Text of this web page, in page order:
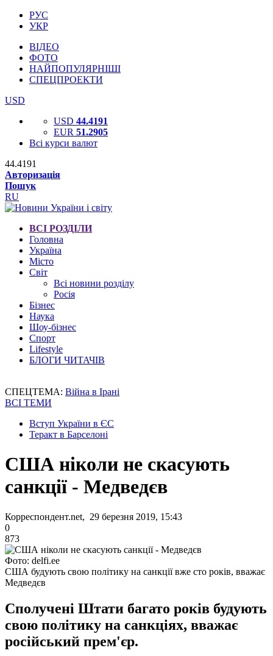
РУС
УКР
ВІДЕО
ФОТО
НАЙПОПУЛЯРНІШІ
СПЕЦПРОЕКТИ
USD
USD 44.4191
EUR 51.2905
Всі курси валют
44.4191
Авторизація
Пошук
RU
ВСІ РОЗДІЛИ
Головна
Україна
Місто
Світ
Всі новини розділу
Росія
Бізнес
Наука
Шоу-бізнес
Спорт
Lifestyle
БЛОГИ ЧИТАЧІВ
СПЕЦТЕМА: Війна в Ірані
ВСІ ТЕМИ
Вступ України в ЄС
Теракт в Барселоні
США ніколи не скасують
санкції - Медведєв
Корреспондент.net, 29 березня 2019, 15:43
0
873
Фото: delfi.ee
США будують свою політику на санкції вже сто років, вважає
Медведєв
Сполучені Штати багато років будують
свою політику на санкціях, вважає
російський прем'єр.